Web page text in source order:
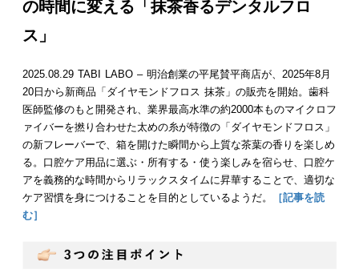
の時間に変える「抹茶香るデンタルフロ
ス」
2025.08.29 TABI LABO – 明治創業の平尾賛平商店が、2025年8月
20日から新商品「ダイヤモンドフロス 抹茶」の販売を開始。歯科
医師監修のもと開発され、業界最高水準の約2000本ものマイクロフ
ァイバーを撚り合わせた太めの糸が特徴の「ダイヤモンドフロス」
の新フレーバーで、箱を開けた瞬間から上質な茶葉の香りを楽しめ
る。口腔ケア用品に選ぶ・所有する・使う楽しみを宿らせ、口腔ケ
アを義務的な時間からリラックスタイムに昇華することで、適切な
ケア習慣を身につけることを目的としているようだ。
［記事を読
む］